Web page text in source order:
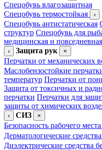
Спецобувь влагозащитная
Спецобувь термостойкая
›
Спецобувь антистатическая
структур Спецобувь для
медицинская и повседневная
‹ Защита рук ×
Перчатки от механических
Маслобензостойкие
температур Перчатки от
Защита от токсичных и
перчатки Перчатки для
защиты от химических
‹ СИЗ ×
Безопасность рабочего места
Дерматологические средства
Диэлектрические средства